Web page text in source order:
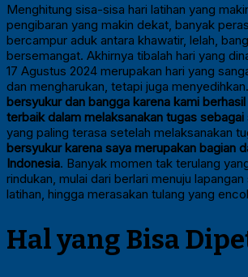
Menghitung sisa-sisa hari latihan yang
pengibaran yang makin dekat, banyak
bercampur aduk antara khawatir, lelah,
bersemangat. Akhirnya tibalah hari yang
17 Agustus 2024 merupakan hari yang
dan mengharukan, tetapi juga menyedihkan.
bersyukur dan bangga karena kami
terbaik dalam melaksanakan tugas sebagai
yang paling terasa setelah melaksanakan
bersyukur karena saya merupakan bagian
Indonesia. Banyak momen tak terulang
rindukan, mulai dari berlari menuju
latihan, hingga merasakan tulang yang
Hal yang Bisa